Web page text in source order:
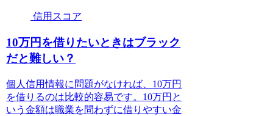
信用スコア
10万円を借りたいときはブラック
だと難しい？
個人信用情報に問題がなければ、10万円
を借りるのは比較的容易です。10万円と
いう金額は職業を問わずに借りやすい金